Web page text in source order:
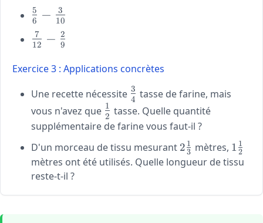
{3} -
\frac{1}
{4}
\large
\frac{5}
{6} -
{10}
6
5 − 10
3
\large
\frac{7}
{12} -
\frac{2}
{9}
12
7 − 9
2
Exercice 3 : Applications concrètes
Une recette nécessite \large
\frac{3}
{4}
4
3 tasse de farine, mais
vous n'avez que \large
\frac{1}
2
1 tasse. Quelle quantité
supplémentaire de farine vous faut-il ?
D'un morceau de tissu mesurant 2\frac{1}
{3}
2 3
1 mètres,
{2}
1 2
1
mètres ont été utilisés. Quelle longueur de tissu
reste-t-il ?